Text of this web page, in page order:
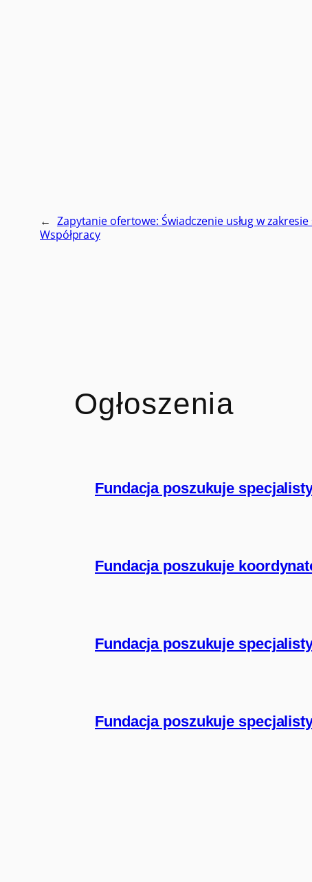
← Zapytanie ofertowe: Świadczenie usług w
Współpracy
Ogłoszenia
Fundacja poszukuje
Fundacja poszukuje
Fundacja poszukuje
Fundacja poszukuje